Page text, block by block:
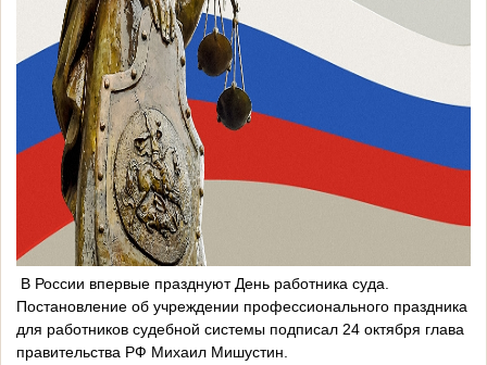
В России впервые празднуют День работника суда.
Постановление об учреждении профессионального праздника
для работников судебной системы подписал 24 октября глава
правительства РФ Михаил Мишустин.